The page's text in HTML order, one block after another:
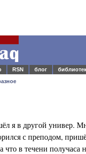
RSN блог
я в другой универ.
с преподом,
в течени получаса